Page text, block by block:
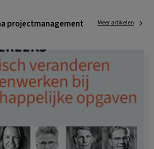
projectmanagement Meer artikelen